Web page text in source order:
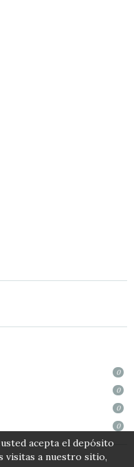
0
0
0
0
acepta el depósito
visitas a nuestro sitio,